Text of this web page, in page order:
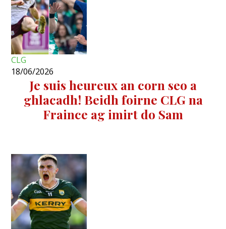
CLG
18/06/2026
Je suis heureux an corn seo a
ghlacadh! Beidh foirne CLG na
Fraince ag imirt do Sam